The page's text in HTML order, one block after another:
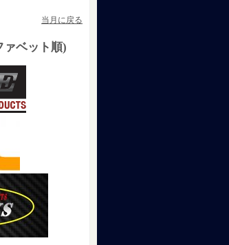
当月に戻る
ァベット順)